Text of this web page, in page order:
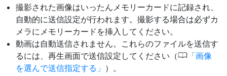
撮影された画像はいったんメモリーカードに記録され、
自動的に送信設定が行われます。撮影する場合は必ずカ
メラにメモリーカードを挿入してください。
動画は自動送信されません。これらのファイルを送信す
るには、再生画面で送信設定してください（0
画像
を選んで送信指定する
）。